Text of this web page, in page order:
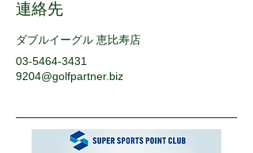
連絡先
ダブルイーグル 恵比寿店
03-5464-3431
9204@golfpartner.biz